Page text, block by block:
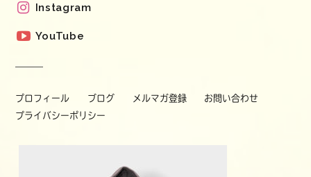
Instagram
YouTube
プロフィール ブログ メルマガ登録
お問い合わせ
プライバシーポリシー